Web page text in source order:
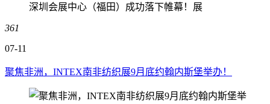
深圳会展中心（福田）成功落下帷幕！展
361
07-11
聚焦非洲，INTEX南非纺织展9月底约翰内斯堡举办！